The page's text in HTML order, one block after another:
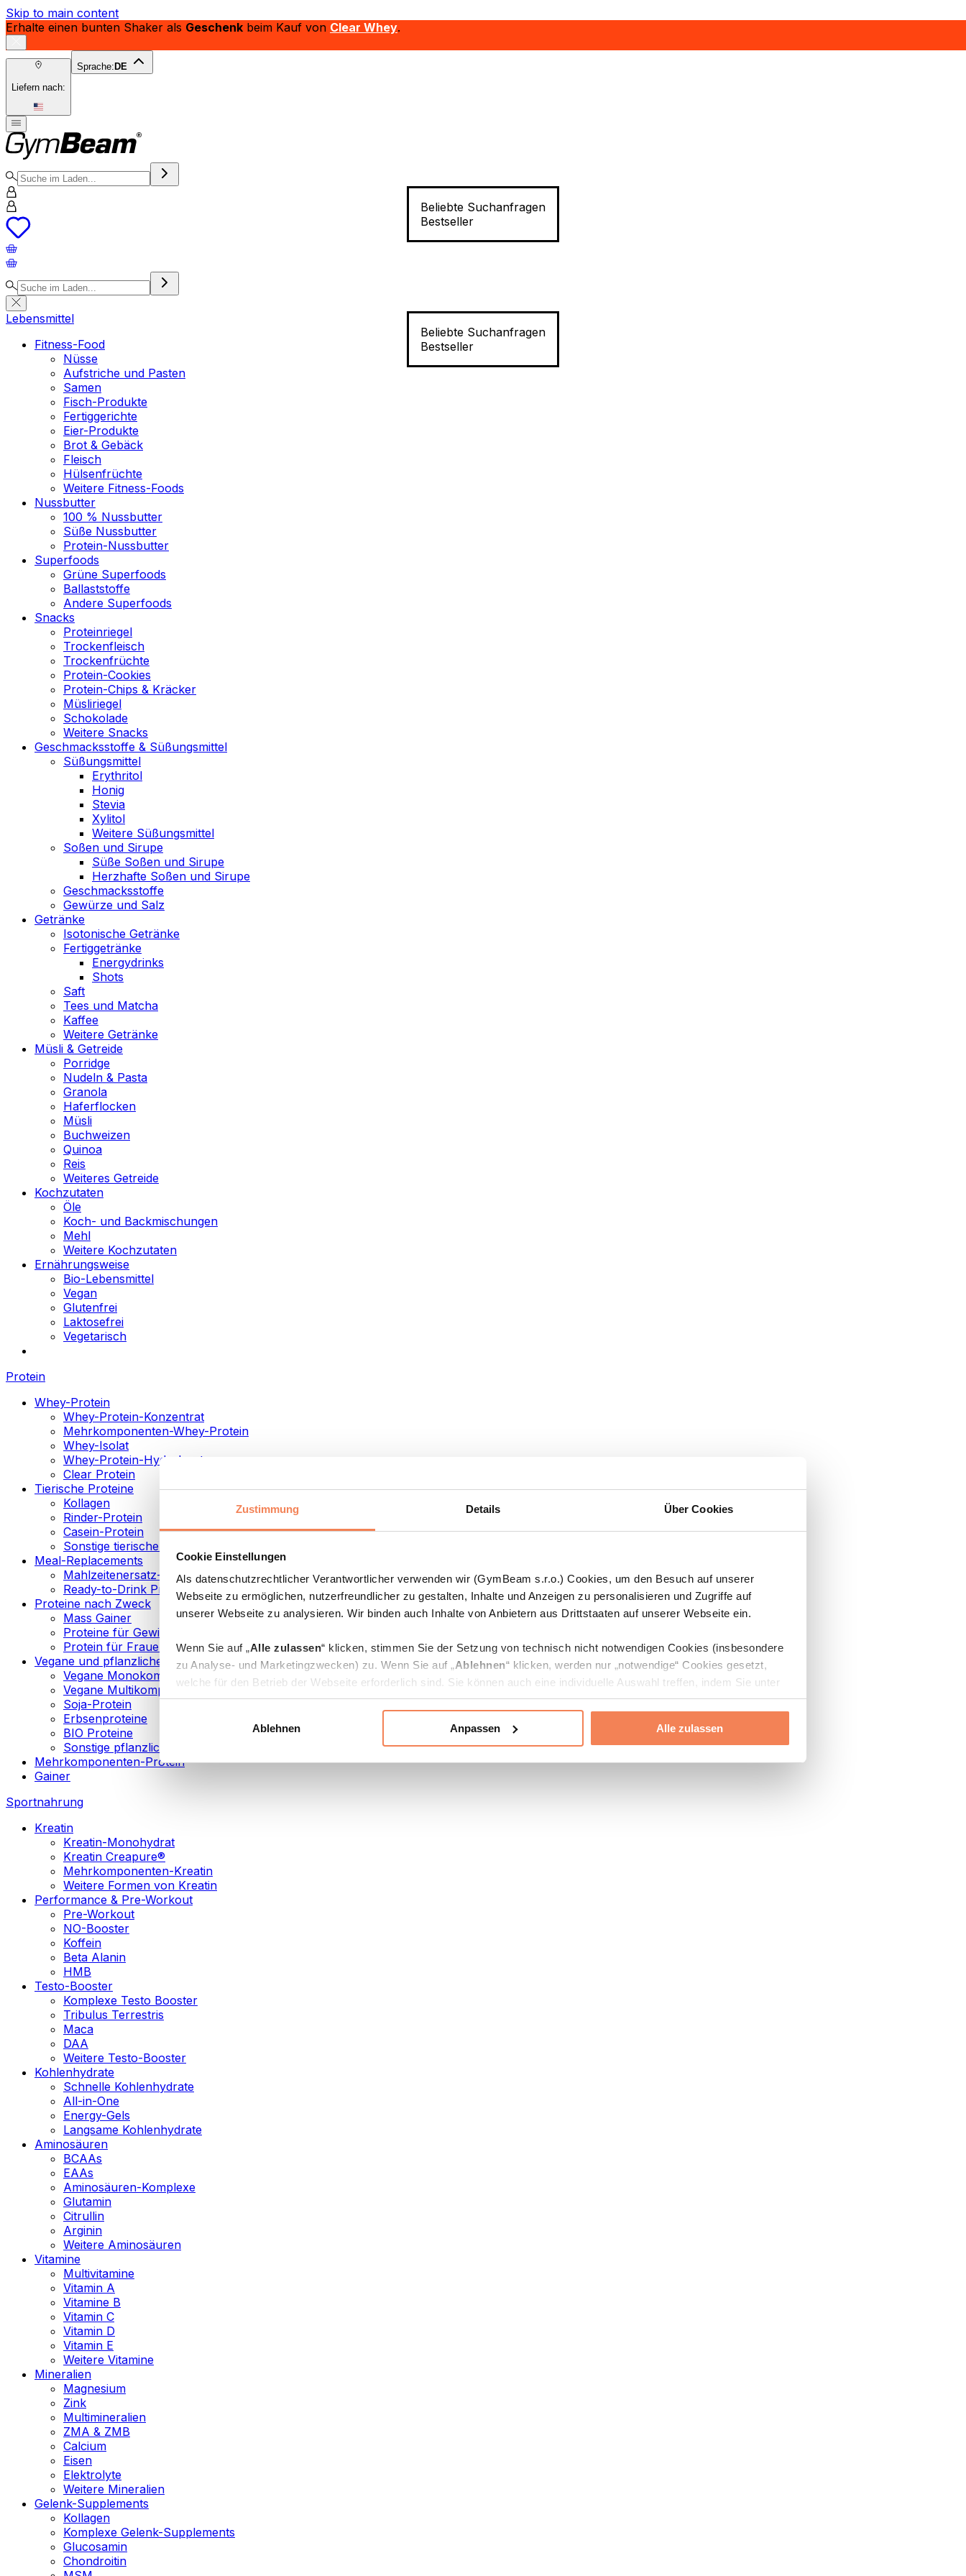
Zustimmung Details Über Cookies
Cookie Einstellungen
Als datenschutzrechtlicher Verantwortlicher verwenden wir (GymBeam s.r.o.) Cookies, um den Besuch auf unserer
Webseite zu ermöglichen, nutzerfreundlicher zu gestalten, Inhalte und Anzeigen zu personalisieren und Zugriffe auf
unserer Webseite zu analysieren. Wir binden auch Inhalte von Anbietern aus Drittstaaten auf unserer Webseite ein.
Wenn Sie auf „Alle zulassen“ klicken, stimmen Sie der Setzung von technisch nicht notwendigen Cookies (insbesondere
zu Analyse- und Marketingzwecken) zu. Wenn Sie auf „Ablehnen“ klicken, werden nur „notwendige“ Cookies gesetzt,
welche für den Betrieb der Webseite erforderlich sind. Sie können auch eine individuelle Auswahl treffen, indem Sie unter
„Anpassen“ einzelne Kategorien an- oder abwählen und „Auswahl erlauben“ klicken.
Weitere Informationen über die Verarbeitung Ihrer Daten finden Sie in den Unterpunkten „Details“ und „Über Cookies“
Ablehnen Anpassen Alle zulassen
Skip to main content
Erhalte einen bunten Shaker als Geschenk beim Kauf von Clear Whey.
Liefern nach:
Sprache: DE
Beliebte Suchanfragen
Bestseller
Beliebte Suchanfragen
Bestseller
Lebensmittel
Fitness-Food
Nüsse
Aufstriche und Pasten
Samen
Fisch-Produkte
Fertiggerichte
Eier-Produkte
Brot & Gebäck
Fleisch
Hülsenfrüchte
Weitere Fitness-Foods
Nussbutter
100 % Nussbutter
Süße Nussbutter
Protein-Nussbutter
Superfoods
Grüne Superfoods
Ballaststoffe
Andere Superfoods
Snacks
Proteinriegel
Trockenfleisch
Trockenfrüchte
Protein-Cookies
Protein-Chips & Kräcker
Müsliriegel
Schokolade
Weitere Snacks
Geschmacksstoffe & Süßungsmittel
Süßungsmittel
Erythritol
Honig
Stevia
Xylitol
Weitere Süßungsmittel
Soßen und Sirupe
Süße Soßen und Sirupe
Herzhafte Soßen und Sirupe
Geschmacksstoffe
Gewürze und Salz
Getränke
Isotonische Getränke
Fertiggetränke
Energydrinks
Shots
Saft
Tees und Matcha
Kaffee
Weitere Getränke
Müsli & Getreide
Porridge
Nudeln & Pasta
Granola
Haferflocken
Müsli
Buchweizen
Quinoa
Reis
Weiteres Getreide
Kochzutaten
Öle
Koch- und Backmischungen
Mehl
Weitere Kochzutaten
Ernährungsweise
Bio-Lebensmittel
Vegan
Glutenfrei
Laktosefrei
Vegetarisch
Protein
Whey-Protein
Whey-Protein-Konzentrat
Mehrkomponenten-Whey-Protein
Whey-Isolat
Whey-Protein-Hydrolysat
Clear Protein
Tierische Proteine
Kollagen
Rinder-Protein
Casein-Protein
Sonstige tierische Proteine
Meal-Replacements
Mahlzeitenersatz-Pulver
Ready-to-Drink Proteingetränke
Proteine nach Zweck
Mass Gainer
Proteine für Gewichtsverlust
Protein für Frauen
Vegane und pflanzliche Proteine
Vegane Monokomponenten-Proteine
Vegane Multikomponenten-Proteine
Soja-Protein
Erbsenproteine
BIO Proteine
Sonstige pflanzliche Proteine
Mehrkomponenten-Protein
Gainer
Sportnahrung
Kreatin
Kreatin-Monohydrat
Kreatin Creapure®
Mehrkomponenten-Kreatin
Weitere Formen von Kreatin
Performance & Pre-Workout
Pre-Workout
NO-Booster
Koffein
Beta Alanin
HMB
Testo-Booster
Komplexe Testo Booster
Tribulus Terrestris
Maca
DAA
Weitere Testo-Booster
Kohlenhydrate
Schnelle Kohlenhydrate
All-in-One
Energy-Gels
Langsame Kohlenhydrate
Aminosäuren
BCAAs
EAAs
Aminosäuren-Komplexe
Glutamin
Citrullin
Arginin
Weitere Aminosäuren
Vitamine
Multivitamine
Vitamin A
Vitamine B
Vitamin C
Vitamin D
Vitamin E
Weitere Vitamine
Mineralien
Magnesium
Zink
Multimineralien
ZMA & ZMB
Calcium
Eisen
Elektrolyte
Weitere Mineralien
Gelenk-Supplements
Kollagen
Komplexe Gelenk-Supplements
Glucosamin
Chondroitin